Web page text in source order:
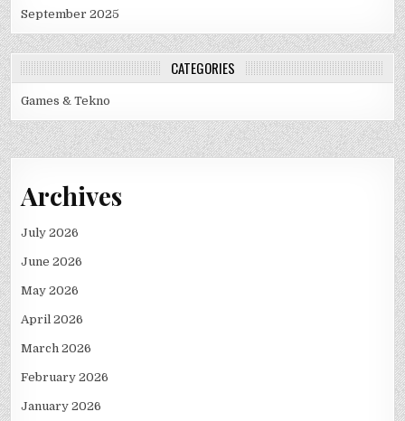
September 2025
CATEGORIES
Games & Tekno
Archives
July 2026
June 2026
May 2026
April 2026
March 2026
February 2026
January 2026